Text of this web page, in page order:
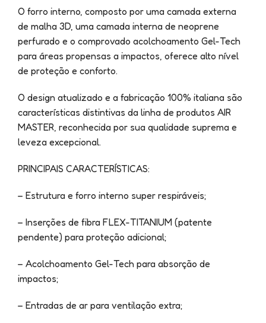
O forro interno, composto por uma camada externa
de malha 3D, uma camada interna de neoprene
perfurado e o comprovado acolchoamento Gel-Tech
para áreas propensas a impactos, oferece alto nível
de proteção e conforto.
O design atualizado e a fabricação 100% italiana são
características distintivas da linha de produtos AIR
MASTER, reconhecida por sua qualidade suprema e
leveza excepcional.
PRINCIPAIS CARACTERÍSTICAS:
– Estrutura e forro interno super respiráveis;
– Inserções de fibra FLEX-TITANIUM (patente
pendente) para proteção adicional;
– Acolchoamento Gel-Tech para absorção de
impactos;
– Entradas de ar para ventilação extra;